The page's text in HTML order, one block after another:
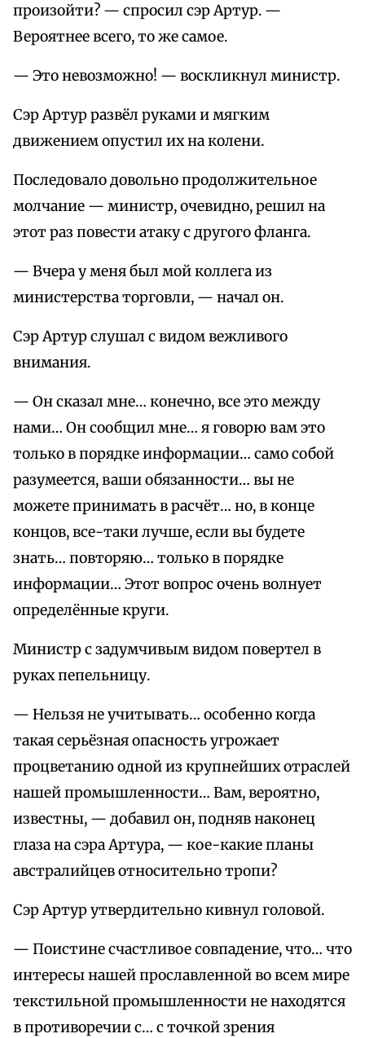
произойти? — спросил сэр Артур. —
Вероятнее всего, то же самое.
— Это невозможно! — воскликнул министр.
Сэр Артур развёл руками и мягким
движением опустил их на колени.
Последовало довольно продолжительное
молчание — министр, очевидно, решил на
этот раз повести атаку с другого фланга.
— Вчера у меня был мой коллега из
министерства торговли, — начал он.
Сэр Артур слушал с видом вежливого
внимания.
— Он сказал мне… конечно, все это между
нами… Он сообщил мне… я говорю вам это
только в порядке информации… само собой
разумеется, ваши обязанности… вы не
можете принимать в расчёт… но, в конце
концов, все-таки лучше, если вы будете
знать… повторяю… только в порядке
информации… Этот вопрос очень волнует
определённые круги.
Министр с задумчивым видом повертел в
руках пепельницу.
— Нельзя не учитывать… особенно когда
такая серьёзная опасность угрожает
процветанию одной из крупнейших отраслей
нашей промышленности… Вам, вероятно,
известны, — добавил он, подняв наконец
глаза на сэра Артура, — кое-какие планы
австралийцев относительно тропи?
Сэр Артур утвердительно кивнул головой.
— Поистине счастливое совпадение, что… что
интересы нашей прославленной во всем мире
текстильной промышленности не находятся
в противоречии с… с точкой зрения